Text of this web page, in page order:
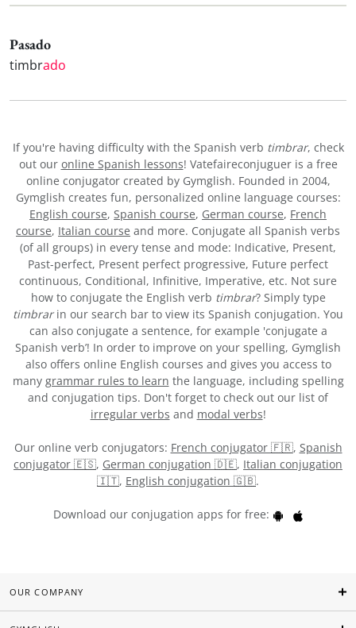
Pasado
timbrado
If you're having difficulty with the Spanish verb timbrar, check
out our online Spanish lessons! Vatefaireconjuguer is a free
online conjugator created by Gymglish. Founded in 2004,
Gymglish creates fun, personalized online language courses:
English course, Spanish course, German course, French
course, Italian course and more. Conjugate all Spanish verbs
(of all groups) in every tense and mode: Indicative, Present,
Past-perfect, Present perfect progressive, Future perfect
continuous, Conditional, Infinitive, Imperative, etc. Not sure
how to conjugate the English verb timbrar? Simply type
timbrarin our search bar to view its Spanish conjugation. You
can also conjugate a sentence, for example 'conjugate a
Spanish verb’! In order to improve on your spelling, Gymglish
also offers online English courses and gives you access to
many grammar rules to learn the language, including spelling
and conjugation tips. Don't forget to check out our list of
irregular verbs and modal verbs!
Our online verb conjugators: French conjugator 🇫🇷, Spanish
conjugator 🇪🇸, German conjugation 🇩🇪, Italian conjugation
🇮🇹, English conjugation 🇬🇧.
Download our conjugation apps for free:
OUR COMPANY